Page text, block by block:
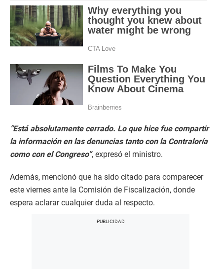
“Está absolutamente cerrado. Lo que hice fue compartir
la información en las denuncias tanto con la Contraloría
como con el Congreso”, expresó el ministro.
Además, mencionó que ha sido citado para comparecer
este viernes ante la Comisión de Fiscalización, donde
espera aclarar cualquier duda al respecto.